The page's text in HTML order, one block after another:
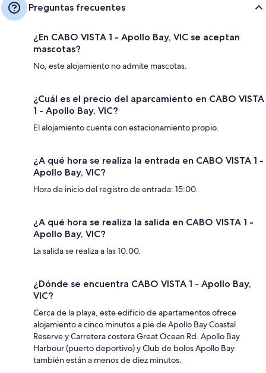
Preguntas frecuentes
¿En CABO VISTA 1 - Apollo Bay, VIC se aceptan
mascotas?
No, este alojamiento no admite mascotas.
¿Cuál es el precio del aparcamiento en CABO VISTA
1 - Apollo Bay, VIC?
El alojamiento cuenta con estacionamiento propio.
¿A qué hora se realiza la entrada en CABO VISTA 1 -
Apollo Bay, VIC?
Hora de inicio del registro de entrada: 15:00.
¿A qué hora se realiza la salida en CABO VISTA 1 -
Apollo Bay, VIC?
La salida se realiza a las 10:00.
¿Dónde se encuentra CABO VISTA 1 - Apollo Bay,
VIC?
Cerca de la playa, este edificio de apartamentos ofrece
alojamiento a cinco minutos a pie de Apollo Bay Coastal
Reserve y Carretera costera Great Ocean Rd. Apollo Bay
Harbour (puerto deportivo) y Club de bolos Apollo Bay
también están a menos de diez minutos.